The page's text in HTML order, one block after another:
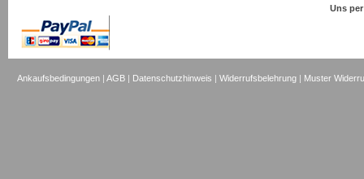
Uns
Ankaufsbedingungen |AGB | Datenschutzhinweis |Widerrufsbelehrung | Muster